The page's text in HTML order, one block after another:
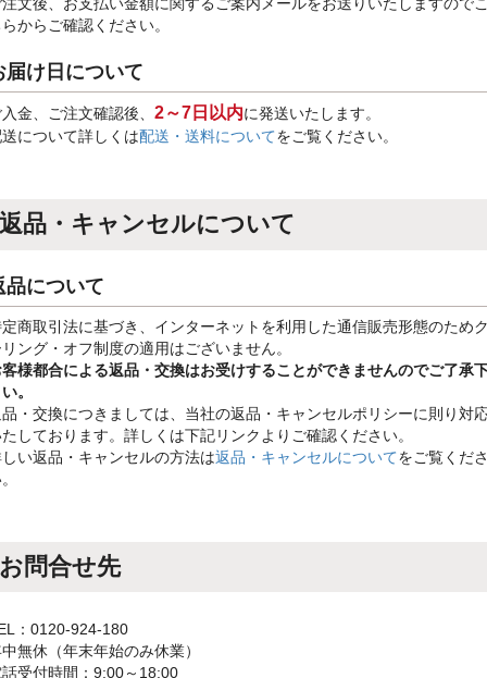
文後、お支払い金額に関するご案内メールをお送りいたしますので
からご確認ください。
届け日について
金、ご注文確認後、 2～7日以内に発送いたします。
について詳しくは配送・送料についてをご覧ください。
返品・キャンセルについて
品について
商取引法に基づき、インターネットを利用した通信販売形態のため
ング・オフ制度の適用はございません。
様都合による返品・交換はお受けすることができませんのでご了承
。
・交換につきましては、当社の返品・キャンセルポリシーに則り対
しております。詳しくは下記リンクよりご確認ください。
い返品・キャンセルの方法は返品・キャンセルについてをご覧くだ
お問合せ先
：0120-924-180
無休（年末年始のみ休業）
受付時間：9:00～18:00